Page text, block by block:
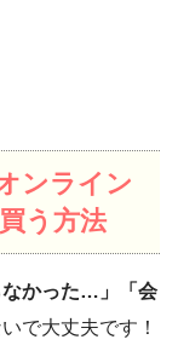
ンライン
う方法
なかった…」「会
で大丈夫です！